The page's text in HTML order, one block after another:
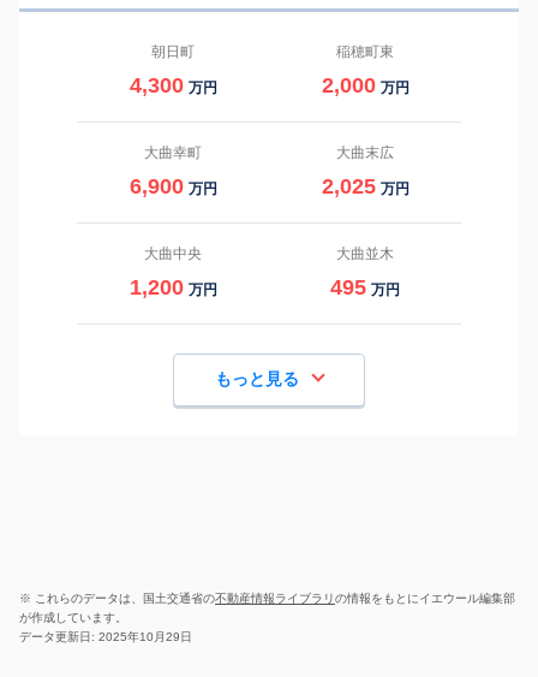
朝日町
4,300 万円
稲穂町東
2,000 万円
大曲幸町
6,900 万円
大曲末広
2,025 万円
大曲中央
1,200 万円
大曲並木
495 万円
もっと見る
※ これらのデータは、国土交通省の不動産情報ライブラリの情報をもとにイエウール編集部
が作成しています。
データ更新日: 2025年10月29日